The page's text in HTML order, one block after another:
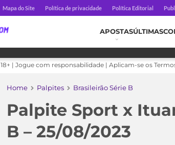
Mapa do Site Política de privacidade Política Editorial
APOSTASÚLTIMAS
18+ | Jogue com responsabilidade | Aplicam-se os
Home Palpites Brasileirão Série B
Palpite Sport x
B – 25/08/2023